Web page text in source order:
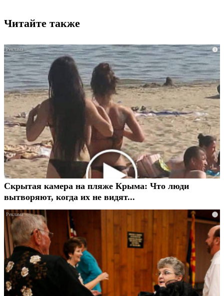
Читайте также
i
Скрытая камера на пляже Крыма: Что люди
вытворяют, когда их не видят...
i